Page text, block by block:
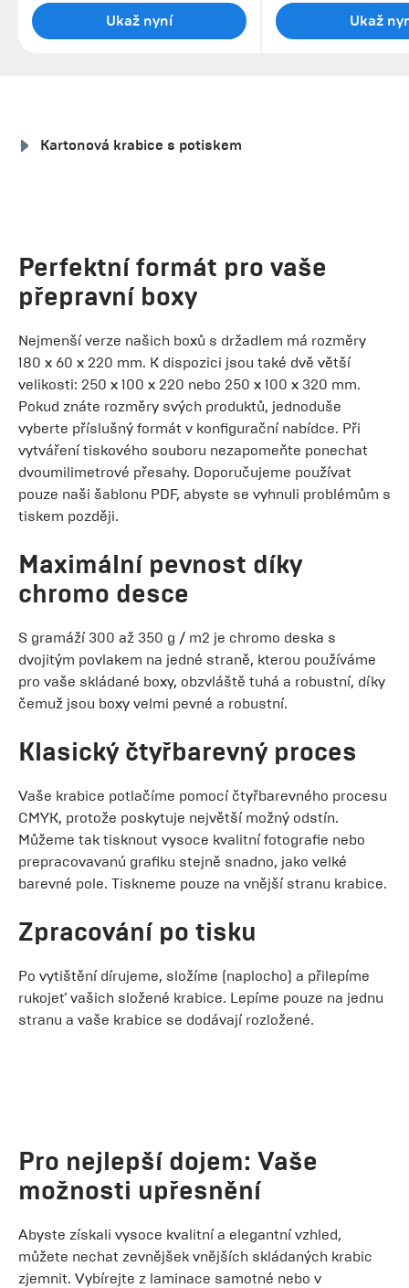
Ukaž nyní Ukaž
Kartonová krabice s potiskem
Perfektní formát pro vaše
přepravní boxy
Nejmenší verze našich boxů s držadlem má rozměry
180 x 60 x 220 mm. K dispozici jsou také dvě větší
velikosti: 250 x 100 x 220 nebo 250 x 100 x 320 mm.
Pokud znáte rozměry svých produktů, jednoduše
vyberte příslušný formát v konfigurační nabídce. Při
vytváření tiskového souboru nezapomeňte ponechat
dvoumilimetrové přesahy. Doporučujeme používat
pouze naši šablonu PDF, abyste se vyhnuli problémům s
tiskem později.
Maximální pevnost díky
chromo desce
S gramáží 300 až 350 g / m2 je chromo deska s
dvojitým povlakem na jedné straně, kterou používáme
pro vaše skládané boxy, obzvláště tuhá a robustní, díky
čemuž jsou boxy velmi pevné a robustní.
Klasický čtyřbarevný proces
Vaše krabice potlačíme pomocí čtyřbarevného procesu
CMYK, protože poskytuje největší možný odstín.
Můžeme tak tisknout vysoce kvalitní fotografie nebo
prepracovavanú grafiku stejně snadno, jako velké
barevné pole. Tiskneme pouze na vnější stranu krabice.
Zpracování po tisku
Po vytištění dírujeme, složíme (naplocho) a přilepíme
rukojeť vašich složené krabice. Lepíme pouze na jednu
stranu a vaše krabice se dodávají rozložené.
Pro nejlepší dojem: Vaše
možnosti upřesnění
Abyste získali vysoce kvalitní a elegantní vzhled,
můžete nechat zevnějšek vnějších skládaných krabic
zjemnit. Vybírejte z laminace samotné nebo v